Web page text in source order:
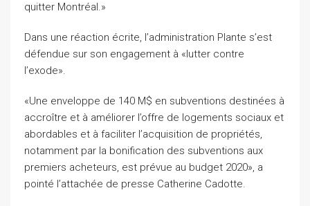
quitter Montréal.»
Dans une réaction écrite, l’administration Plante s’est
défendue sur son engagement à «lutter contre
l’exode».
«Une enveloppe de 140 M$ en subventions destinées à
accroître et à améliorer l’offre de logements sociaux et
abordables et à faciliter l’acquisition de propriétés,
notamment par la bonification des subventions aux
premiers acheteurs, est prévue au budget 2020», a
pointé l’attachée de presse Catherine Cadotte.